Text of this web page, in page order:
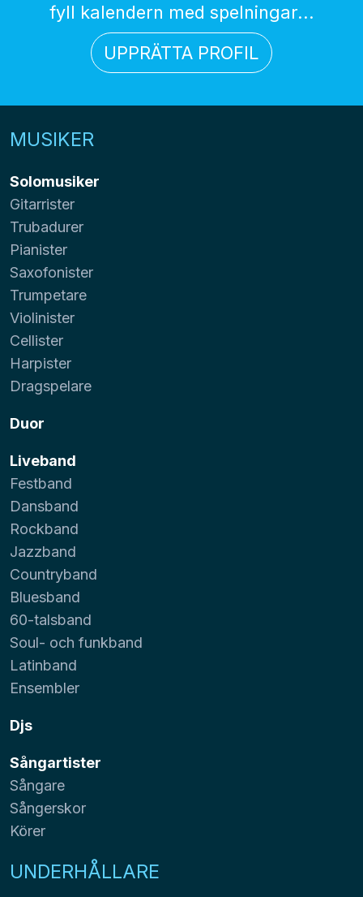
fyll kalendern med spelningar...
UPPRÄTTA PROFIL
MUSIKER
Solomusiker
Gitarrister
Trubadurer
Pianister
Saxofonister
Trumpetare
Violinister
Cellister
Harpister
Dragspelare
Duor
Liveband
Festband
Dansband
Rockband
Jazzband
Countryband
Bluesband
60-talsband
Soul- och funkband
Latinband
Ensembler
Djs
Sångartister
Sångare
Sångerskor
Körer
UNDERHÅLLARE